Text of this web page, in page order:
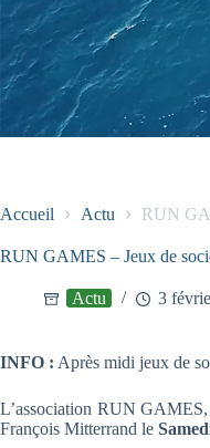
Accueil Actu RUN
RUN GAMES – Jeux de
Actu 3
INFO : Après midi jeux de
L’association RUN GAMES,
François Mitterrand le